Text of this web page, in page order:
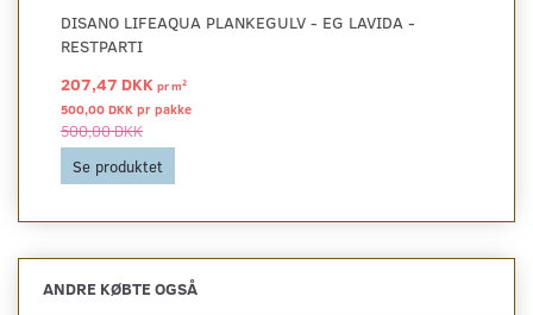
DISANO LIFEAQUA PLANKEGULV - EG LAVIDA -
RESTPARTI
207,47 DKK prm2
500,00 DKK pr pakke
500,00 DKK
Se produktet
ANDRE KØBTE OGSÅ